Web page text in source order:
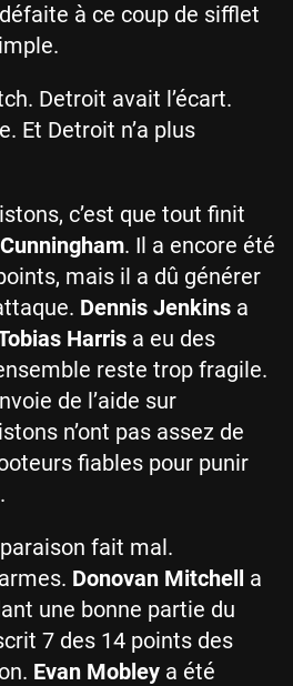
à ce coup de sifflet
Detroit avait l’écart.
Et Detroit n’a plus
c’est que tout finit
. Il a encore été
mais il a dû générer
Dennis Jenkins a
Harris a eu des
reste trop fragile.
de l’aide sur
n’ont pas assez de
fiables pour punir
fait mal.
Donovan Mitchell a
une bonne partie du
7 des 14 points des
Evan Mobley a été